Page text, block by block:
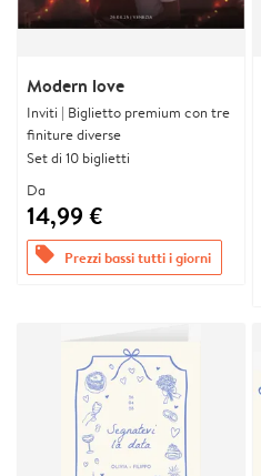
Modern love
Inviti | Biglietto premium con tre
finiture diverse
Set di 10 biglietti
Da
14,99 €
offers Prezzi bassi tutti i giorni